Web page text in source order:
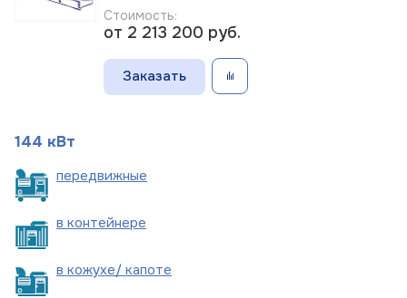
Стоимость:
от 2 213 200 руб.
Заказать
144 кВт
передвижные
в контейнере
в кожухе/ капоте